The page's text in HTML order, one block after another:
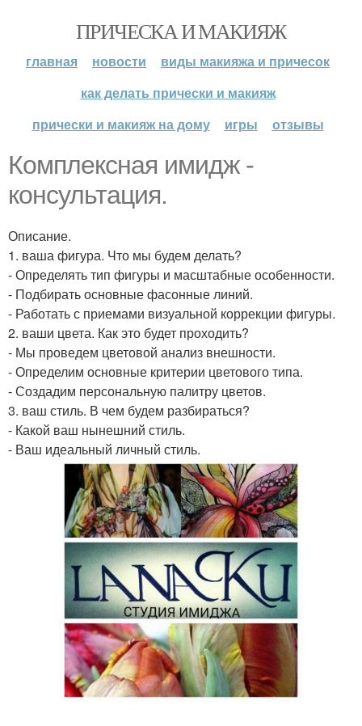
ПРИЧЕСКА И МАКИЯЖ
главная новости
виды макияжа и причесок
как делать прически и макияж
прически и макияж на дому
игры отзывы
Комплексная имидж -
консультация.
Описание.
1. ваша фигура. Что мы будем делать?
- Определять тип фигуры и масштабные особенности.
- Подбирать основные фасонные линий.
- Работать с приемами визуальной коррекции фигуры.
2. ваши цвета. Как это будет проходить?
- Мы проведем цветовой анализ внешности.
- Определим основные критерии цветового типа.
- Создадим персональную палитру цветов.
3. ваш стиль. В чем будем разбираться?
- Какой ваш нынешний стиль.
- Ваш идеальный личный стиль.